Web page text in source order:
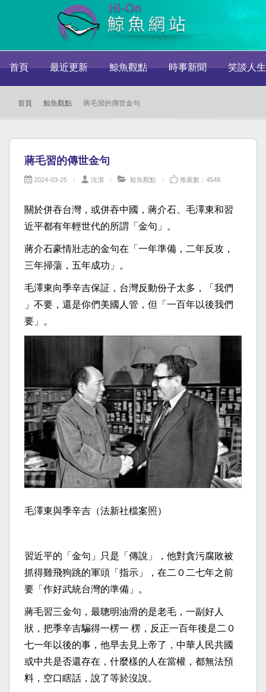
首頁 最近更新 鯨魚觀點 時事新聞 笑談人生
首頁 鯨魚觀點 蔣毛習的傳世金句
蔣毛習的傳世金句
2024-03-25 沈潔 鯨魚觀點 推薦數：4548
關於併吞台灣，或併吞中國，蔣介石、毛澤東和習
近平都有年輕世代的所謂「金句」。
蔣介石豪情壯志的金句在「一年準備，二年反攻，
三年掃蕩，五年成功」。
毛澤東向季辛吉保証，台灣反動份子太多，「我們
」不要，還是你們美國人管，但「一百年以後我們
要」。
毛澤東與季辛吉（法新社檔案照）
習近平的「金句」只是「傳說」，他對貪污腐敗被
抓得雞飛狗跳的軍頭「指示」，在二０二七年之前
要「作好武統台灣的準備」。
蔣毛習三金句，最聰明油滑的是老毛，一副好人
狀，把季辛吉騙得一楞一 楞，反正一百年後是二０
七一年以後的事，他早去見上帝了，中華人民共國
或中共是否還存在，什麼樣的人在當權，都無法預
料，空口瞎話，說了等於沒說。